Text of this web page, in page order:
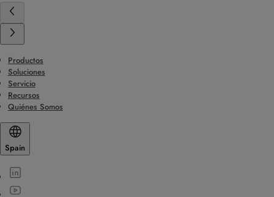
Productos
Soluciones
Servicio
Recursos
Quiénes Somos
Spain